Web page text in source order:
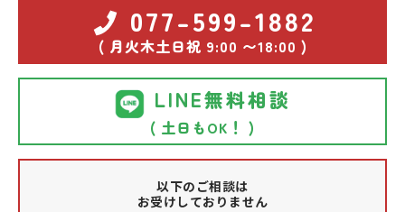
077-599-1882
( 月火木土日祝 9:00 〜18:00 )
LINE無料相談
( 土日もOK！ )
以下のご相談は
お受けしておりません